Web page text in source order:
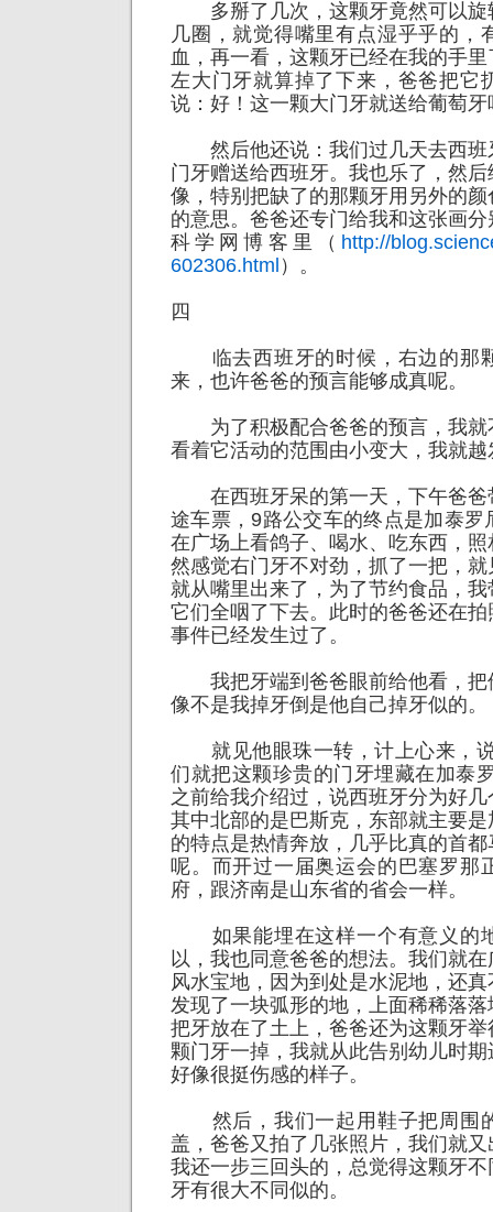
多掰了几次，这颗牙竟然可以旋
几圈，就觉得嘴里有点湿乎乎的，
血，再一看，这颗牙已经在我的手
左大门牙就算掉了下来，爸爸把它
说：好！这一颗大门牙就送给葡萄牙
然后他还说：我们过几天去西班
门牙赠送给西班牙。我也乐了，然
像，特别把缺了的那颗牙用另外的
的意思。爸爸还专门给我和这张画
科学网博客里（ http://
602306.html ）。
四
临去西班牙的时候，右边的那
来，也许爸爸的预言能够成真呢。
为了积极配合爸爸的预言，我就
看着它活动的范围由小变大，我就
在西班牙呆的第一天，下午爸爸
途车票，9路公交车的终点是加泰罗
在广场上看鸽子、喝水、吃东西，
然感觉右门牙不对劲，抓了一把，
就从嘴里出来了，为了节约食品，
它们全咽了下去。此时的爸爸还在
事件已经发生过了。
我把牙端到爸爸眼前给他看，把
像不是我掉牙倒是他自己掉牙似的。
就见他眼珠一转，计上心来，说
们就把这颗珍贵的门牙埋藏在加泰
之前给我介绍过，说西班牙分为好
其中北部的是巴斯克，东部就主要
的特点是热情奔放，几乎比真的首
呢。而开过一届奥运会的巴塞罗那
府，跟济南是山东省的省会一样。
如果能埋在这样一个有意义的
以，我也同意爸爸的想法。我们就
风水宝地，因为到处是水泥地，还
发现了一块弧形的地，上面稀稀落
把牙放在了土上，爸爸还为这颗牙
颗门牙一掉，我就从此告别幼儿时
好像很挺伤感的样子。
然后，我们一起用鞋子把周围
盖，爸爸又拍了几张照片，我们就
我还一步三回头的，总觉得这颗牙
牙有很大不同似的。